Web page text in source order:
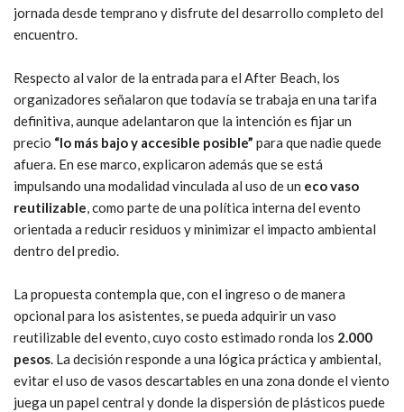
jornada desde temprano y disfrute del desarrollo completo del
encuentro.
Respecto al valor de la entrada para el After Beach, los
organizadores señalaron que todavía se trabaja en una tarifa
definitiva, aunque adelantaron que la intención es fijar un
precio “lo más bajo y accesible posible” para que nadie quede
afuera. En ese marco, explicaron además que se está
impulsando una modalidad vinculada al uso de un eco vaso
reutilizable, como parte de una política interna del evento
orientada a reducir residuos y minimizar el impacto ambiental
dentro del predio.
La propuesta contempla que, con el ingreso o de manera
opcional para los asistentes, se pueda adquirir un vaso
reutilizable del evento, cuyo costo estimado ronda los 2.000
pesos. La decisión responde a una lógica práctica y ambiental,
evitar el uso de vasos descartables en una zona donde el viento
juega un papel central y donde la dispersión de plásticos puede